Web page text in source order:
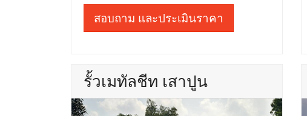
สอบถาม และประเมินราคา
รั้วเมทัลชีท เสาปูน